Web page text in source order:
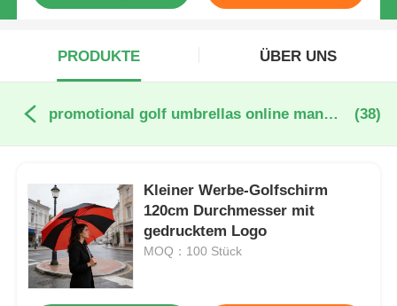
PRODUKTE ÜBER UNS
promotional golf umbrellas online manufacture (38)
Kleiner Werbe-Golfschirm
120cm Durchmesser mit
gedrucktem Logo
MOQ：100 Stück